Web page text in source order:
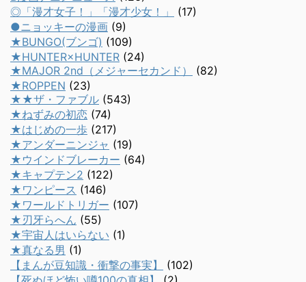
◎「漫才女子！」「漫才少女！」
(17)
●ニョッキーの漫画 (9)
★BUNGO(ブンゴ) (109)
★HUNTER×HUNTER (24)
★MAJOR 2nd（メジャーセカンド）
(82)
★ROPPEN (23)
★★ザ・ファブル (543)
★ねずみの初恋 (74)
★はじめの一歩 (217)
★アンダーニンジャ (19)
★ウインドブレーカー (64)
★キャプテン2 (122)
★ワンピース (146)
★ワールドトリガー (107)
★刃牙らへん (55)
★宇宙人はいらない (1)
★真なる男 (1)
【まんが豆知識・衝撃の事実】
(102)